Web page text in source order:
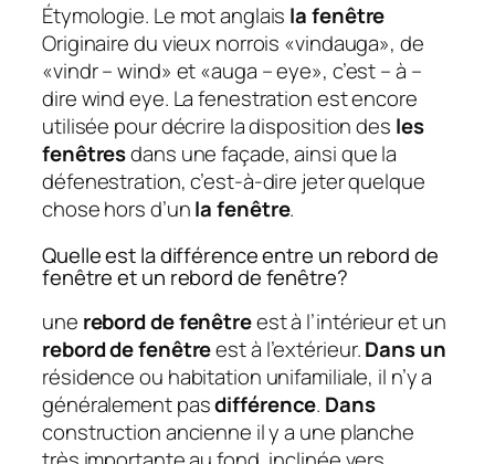
Étymologie. Le mot anglais la fenêtre
Originaire du vieux norrois «vindauga», de
«vindr – wind» et «auga – eye», c’est – à –
dire wind eye. La fenestration est encore
utilisée pour décrire la disposition des les
fenêtresdans une façade, ainsi que la
défenestration, c’est-à-dire jeter quelque
chose hors d’unla fenêtre.
Quelle est la différence entre un rebord de
fenêtre et un rebord de fenêtre?
une rebord de fenêtreest à l’intérieur et un
rebord de fenêtreest à l’extérieur.Dans un
résidence ou habitation unifamiliale, il n’y a
généralement pasdifférence. Dans
construction ancienne il y a une planche